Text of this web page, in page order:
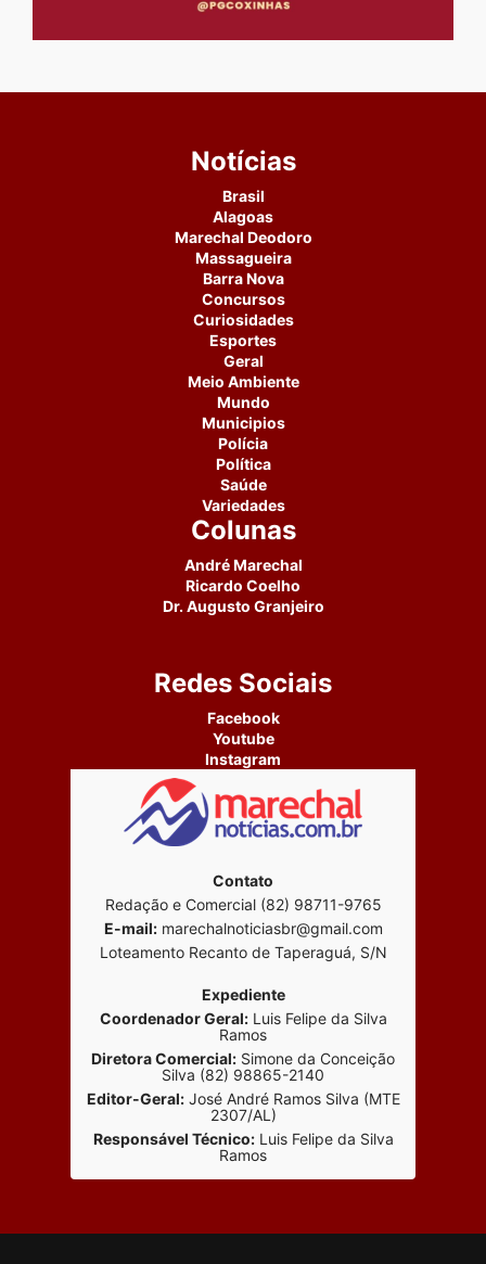
Notícias
Brasil
Alagoas
Marechal Deodoro
Massagueira
Barra Nova
Concursos
Curiosidades
Esportes
Geral
Meio Ambiente
Mundo
Municipios
Polícia
Política
Saúde
Variedades
Colunas
André Marechal
Ricardo Coelho
Dr. Augusto Granjeiro
Redes Sociais
Facebook
Youtube
Instagram
Contato
Redação e Comercial (82) 98711-9765
E-mail:marechalnoticiasbr@gmail.com
Loteamento Recanto de Taperaguá, S/N
Expediente
Coordenador Geral:Luis Felipe da Silva
Ramos
Diretora Comercial: Simone da Conceição
Silva (82) 98865-2140
Editor-Geral:José André Ramos Silva (MTE
2307/AL)
Responsável Técnico:Luis Felipe da Silva
Ramos